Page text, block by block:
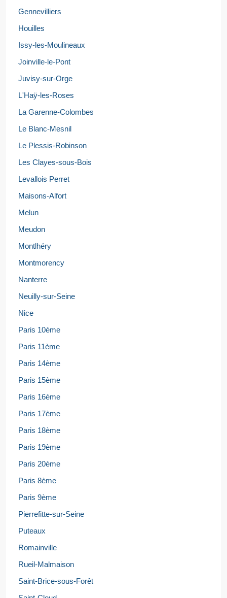
Gennevilliers
Houilles
Issy-les-Moulineaux
Joinville-le-Pont
Juvisy-sur-Orge
L'Haÿ-les-Roses
La Garenne-Colombes
Le Blanc-Mesnil
Le Plessis-Robinson
Les Clayes-sous-Bois
Levallois Perret
Maisons-Alfort
Melun
Meudon
Montlhéry
Montmorency
Nanterre
Neuilly-sur-Seine
Nice
Paris 10ème
Paris 11ème
Paris 14ème
Paris 15ème
Paris 16ème
Paris 17ème
Paris 18ème
Paris 19ème
Paris 20ème
Paris 8ème
Paris 9ème
Pierrefitte-sur-Seine
Puteaux
Romainville
Rueil-Malmaison
Saint-Brice-sous-Forêt